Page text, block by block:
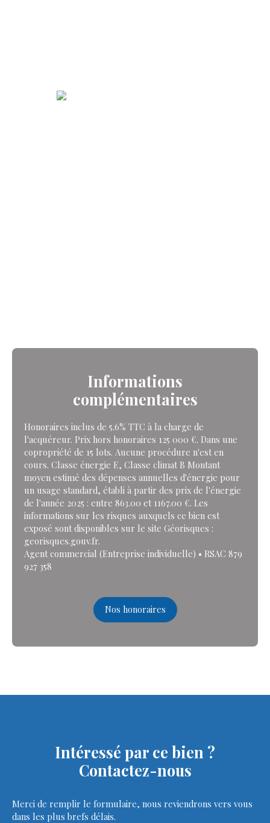
Informations
complémentaires
Honoraires inclus de 5.6% TTC à la charge de
l'acquéreur. Prix hors honoraires 125 000 €. Dans une
copropriété de 15 lots. Aucune procédure n'est en
cours. Classe énergie E, Classe climat B Montant
moyen estimé des dépenses annuelles d'énergie pour
un usage standard, établi à partir des prix de l'énergie
de l'année 2025 : entre 863.00 et 1167.00 €. Les
informations sur les risques auxquels ce bien est
exposé sont disponibles sur le site Géorisques :
georisques.gouv.fr.
Agent commercial (Entreprise individuelle) • RSAC 879
927 358
Nos honoraires
Intéressé par ce bien ?
Contactez-nous
Merci de remplir le formulaire, nous reviendrons vers vous
dans les plus brefs délais.